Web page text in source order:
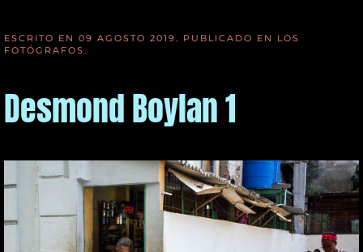
ESCRITO EN 09 AGOSTO 2019 . PUBLICADO EN LOS
FOTÓGRAFOS.
Desmond Boylan 1